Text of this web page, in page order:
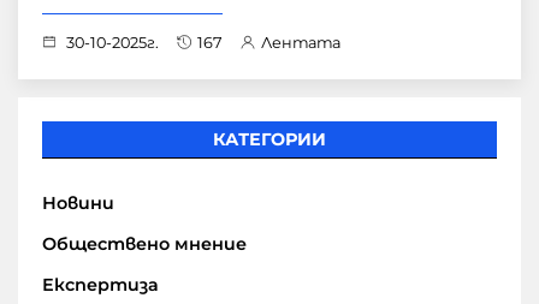
30-10-2025г. 167 Лентата
КАТЕГОРИИ
Новини
Обществено мнение
Експертиза